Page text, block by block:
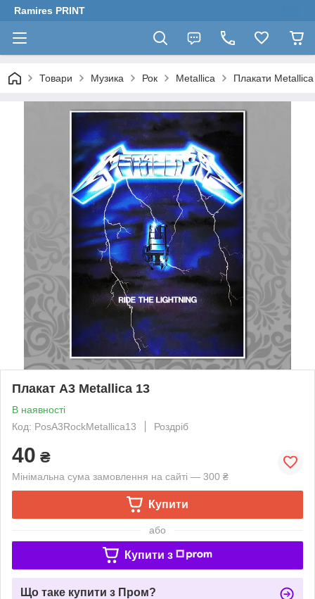
Ramires PRINT
Товари Музика Рок Metallica Плакати Metallica
Плакат А3 Metallica 13
В наявності
Код: PosA3RockMetallica13
Роздріб
40 ₴
Мінімальна сума замовлення на сайті — 300 ₴
Купити
або
Купити з
Що таке купити з Пром?